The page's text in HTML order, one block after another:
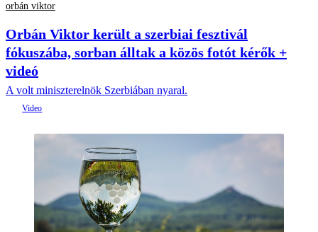
orbán viktor
Orbán Viktor került a szerbiai fesztivál
fókuszába, sorban álltak a közös fotót kérők +
videó
A volt miniszterelnök Szerbiában nyaral.